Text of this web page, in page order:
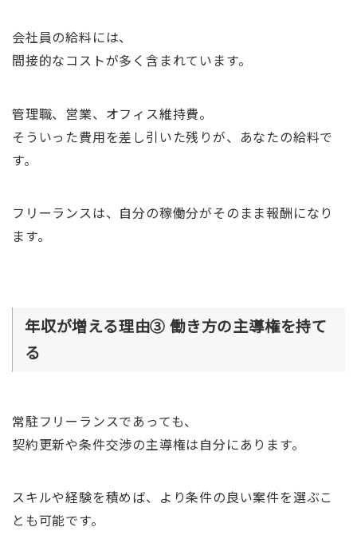
会社員の給料には、
間接的なコストが多く含まれています。
管理職、営業、オフィス維持費。
そういった費用を差し引いた残りが、あなたの給料で
す。
フリーランスは、自分の稼働分がそのまま報酬になり
ます。
年収が増える理由③ 働き方の主導権を持て
る
常駐フリーランスであっても、
契約更新や条件交渉の主導権は自分にあります。
スキルや経験を積めば、より条件の良い案件を選ぶこ
とも可能です。